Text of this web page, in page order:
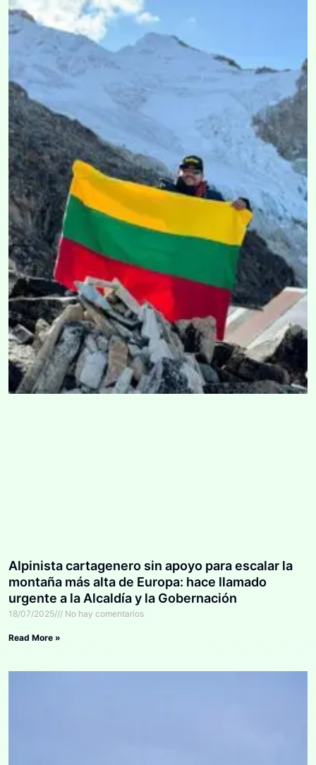
Alpinista cartagenero sin apoyo para escalar la
montaña más alta de Europa: hace llamado
urgente a la Alcaldía y la Gobernación
18/07/2025 No hay comentarios
Read More »